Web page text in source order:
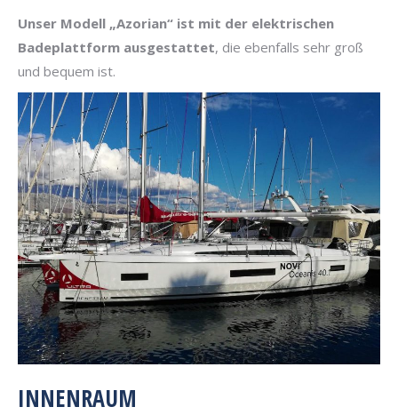
Unser Modell „Azorian“ ist mit der elektrischen
Badeplattform ausgestattet, die ebenfalls sehr groß
und bequem ist.
INNENRAUM